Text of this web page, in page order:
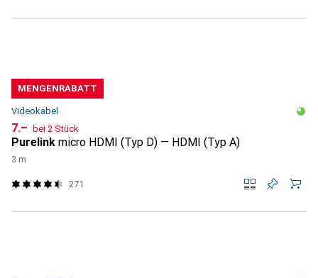
MENGENRABATT
Videokabel
CHF
7.– bei 2 Stück
Purelink micro HDMI (Typ D) — HDMI (Typ A)
3 m
271